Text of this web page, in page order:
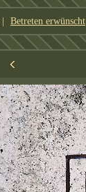
| Betreten erwünscht